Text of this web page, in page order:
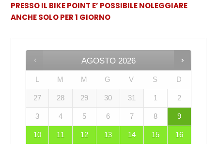
PRESSO IL BIKE POINT E’ POSSIBILE NOLEGGIARE
ANCHE SOLO PER 1 GIORNO
AGOSTO 2026
M M G V S D
27 28 29 30 31 1 2
3 4 5 6 7 8 9
10 11 12 13 14 15 16